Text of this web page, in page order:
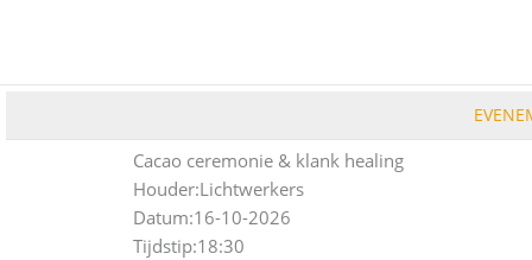
Cacao ceremonie & klank healing
Houder:Lichtwerkers
Datum:16-10-2026
Tijdstip:18:30